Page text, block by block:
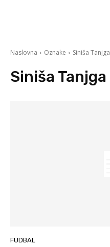
Naslovna Oznake Siniša Tanjga
Siniša Tanjga
FUDBAL